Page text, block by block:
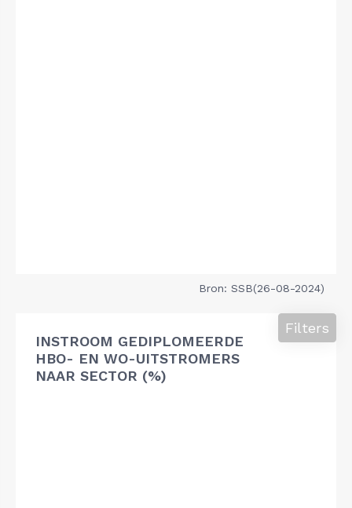
Bron: SSB(26-08-2024)
INSTROOM GEDIPLOMEERDE
HBO- EN WO-UITSTROMERS
NAAR SECTOR (%)
Filters